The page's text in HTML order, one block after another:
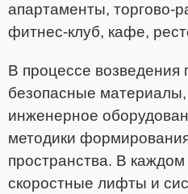
апартаменты, торгово-
фитнес-клуб, кафе,
В процессе возведения
безопасные
инженерное
методики
пространства. В
скоростные лифты и